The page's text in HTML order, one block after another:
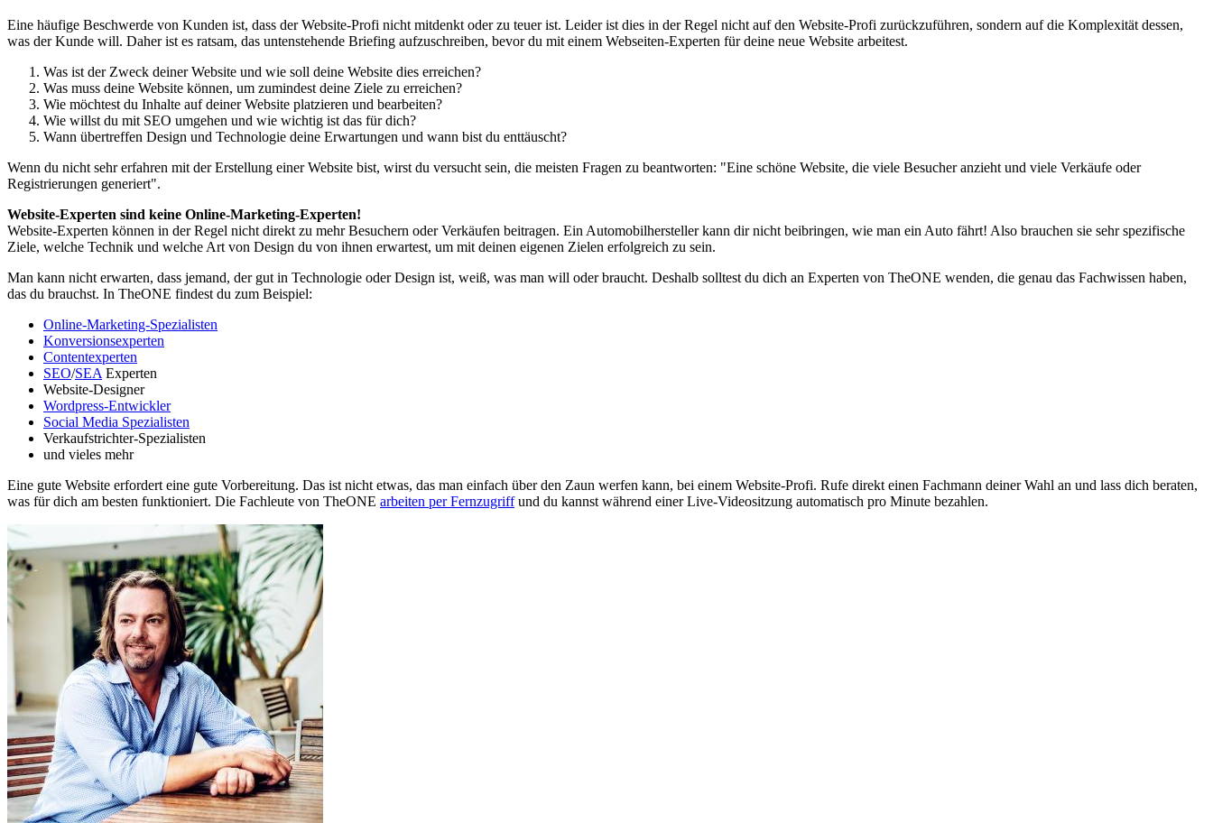
Eine häufige Beschwerde von Kunden ist, dass der Website-Profi nicht mitdenkt oder zu teuer ist. Leider ist dies in der Regel nicht auf den Website-Profi zurückzuführen, sondern auf die Komplexität dessen,
was der Kunde will. Daher ist es ratsam, das untenstehende Briefing aufzuschreiben, bevor du mit einem Webseiten-Experten für deine neue Website arbeitest.
Was ist der Zweck deiner Website und wie soll deine Website dies erreichen?
Was muss deine Website können, um zumindest deine Ziele zu erreichen?
Wie möchtest du Inhalte auf deiner Website platzieren und bearbeiten?
Wie willst du mit SEO umgehen und wie wichtig ist das für dich?
Wann übertreffen Design und Technologie deine Erwartungen und wann bist du enttäuscht?
Wenn du nicht sehr erfahren mit der Erstellung einer Website bist, wirst du versucht sein, die meisten Fragen zu beantworten: "Eine schöne Website, die viele Besucher anzieht und viele Verkäufe oder
Registrierungen generiert".
Website-Experten sind keine Online-Marketing-Experten!
Website-Experten können in der Regel nicht direkt zu mehr Besuchern oder Verkäufen beitragen. Ein Automobilhersteller kann dir nicht beibringen, wie man ein Auto fährt! Also brauchen sie sehr spezifische
Ziele, welche Technik und welche Art von Design du von ihnen erwartest, um mit deinen eigenen Zielen erfolgreich zu sein.
Man kann nicht erwarten, dass jemand, der gut in Technologie oder Design ist, weiß, was man will oder braucht. Deshalb solltest du dich an Experten von TheONE wenden, die genau das Fachwissen haben,
das du brauchst. In TheONE findest du zum Beispiel:
Online-Marketing-Spezialisten
Konversionsexperten
Contentexperten
SEO/SEA Experten
Website-Designer
Wordpress-Entwickler
Social Media Spezialisten
Verkaufstrichter-Spezialisten
und vieles mehr
Eine gute Website erfordert eine gute Vorbereitung. Das ist nicht etwas, das man einfach über den Zaun werfen kann, bei einem Website-Profi. Rufe direkt einen Fachmann deiner Wahl an und lass dich beraten,
was für dich am besten funktioniert. Die Fachleute von TheONE arbeiten per Fernzugriffund du kannst während einer Live-Videositzung automatisch pro Minute bezahlen.